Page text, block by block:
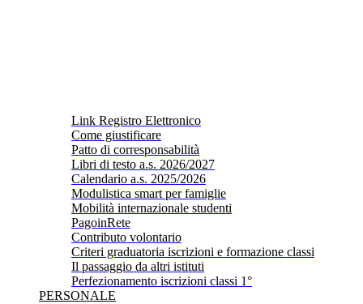
Link Registro Elettronico
Come giustificare
Patto di corresponsabilità
Libri di testo a.s. 2026/2027
Calendario a.s. 2025/2026
Modulistica smart per famiglie
Mobilità internazionale studenti
PagoinRete
Contributo volontario
Criteri graduatoria iscrizioni e formazione classi
Il passaggio da altri istituti
Perfezionamento iscrizioni classi 1°
PERSONALE